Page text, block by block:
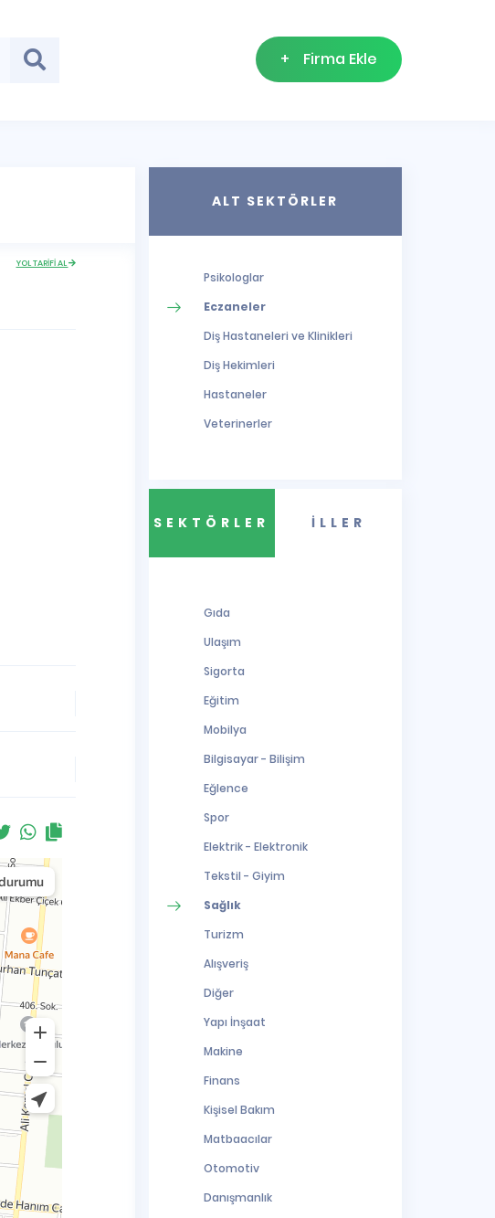
+ Firma Ekle
YOL TARİFİ AL
ALT SEKTÖRLER
Psikologlar
Eczaneler
Diş Hastaneleri ve Klinikleri
Diş Hekimleri
Hastaneler
Veterinerler
SEKTÖRLER İLLER
Gıda
Ulaşım
Sigorta
Eğitim
Mobilya
Bilgisayar - Bilişim
Eğlence
Spor
Elektrik - Elektronik
Tekstil - Giyim
Sağlık
Turizm
Alışveriş
Diğer
Yapı İnşaat
Makine
Finans
Kişisel Bakım
Matbaacılar
Otomotiv
Danışmanlık